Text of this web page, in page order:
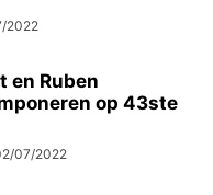
2022
en Ruben
op 43ste
07/2022